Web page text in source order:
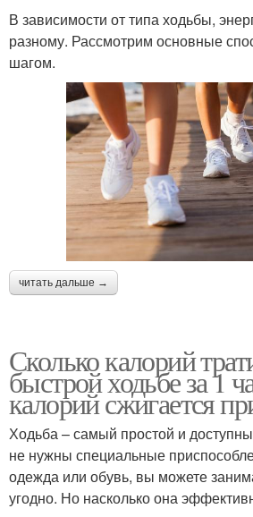
В зависимости от типа ходьбы,
разному. Рассмотрим основные
шагом.
читать дальше →
Сколько калорий
быстрой ходьбе за 1
калорий сжигается
Ходьба – самый простой и
не нужны специальные
одежда или обувь, вы можете
угодно. Но насколько она